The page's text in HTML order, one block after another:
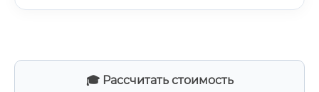
🎓 Рассчитать стоимость